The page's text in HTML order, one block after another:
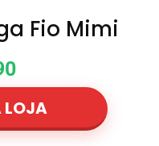
Fio Mimi
LOJA